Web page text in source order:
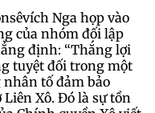
Nga họp vào
của nhóm đối lập
định: “Thắng lợi
tuyệt đối trong một
tố đảm bảo
Xô. Đó là sự tồn